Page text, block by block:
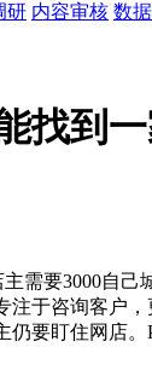
研 内容审核 数
找到
要3000自
于咨询客户
要盯住网店